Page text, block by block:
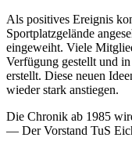
Als positives Ereignis
Sportplatzgelände
eingeweiht. Viele
Verfügung gestellt und
erstellt. Diese neuen
wieder stark anstiegen.
Die Chronik ab 1985
— Der Vorstand TuS